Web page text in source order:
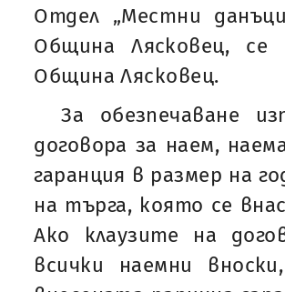
Отдел „Местни
Община Лясковец,
Община Лясковец.
За обезпечаване
договора за наем,
гаранция в размер на
на търга, която се
Ако клаузите на
всички наемни